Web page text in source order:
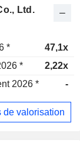
Ltd.
*
47,1x
*
2,22x
2026 * -
de valorisation